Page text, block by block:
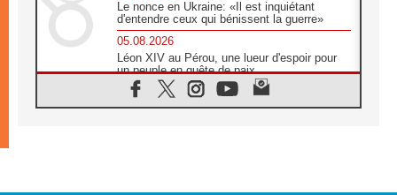
Le nonce en Ukraine: «Il est inquiétant
d'entendre ceux qui bénissent la guerre»
05.08.2026
Léon XIV au Pérou, une lueur d'espoir pour
un peuple en quête de paix
05.08.2026
SCEAM: L'Église en Afrique vers